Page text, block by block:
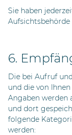
Sie haben
Aufsichtsbehörde
6.
Die bei Aufruf
und die von
Angaben werden
und dort
folgende
werden: